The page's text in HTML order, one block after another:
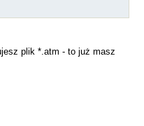
plik *.atm - to już masz